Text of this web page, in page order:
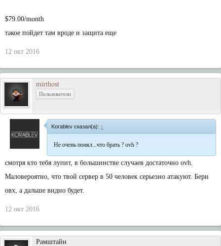
$79.00/month
такое пойдет там вроде и защита еще
12 окт 2016
mirthost
Пользователи
Korablev сказал(а): ↑
Не очень понял...что брать ? ovh ?
смотря кто тебя лупит, в большинстве случаев достаточно ovh.
Маловероятно, что твой сервер в 50 человек серьезно атакуют. Бери
овх, а дальше видно будет.
12 окт 2016
Рамштайн